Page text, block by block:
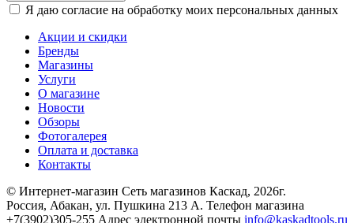
Я даю согласие на обработку моих персональных данных
Акции и скидки
Бренды
Магазины
Услуги
О магазине
Новости
Обзоры
Фотогалерея
Оплата и доставка
Контакты
© Интернет-магазин Сеть магазинов Каскад, 2026г.
Россия, Абакан, ул. Пушкина 213 А. Телефон магазина
+7(3902)305-255 Адрес электронной почты info@kaskadtools.ru